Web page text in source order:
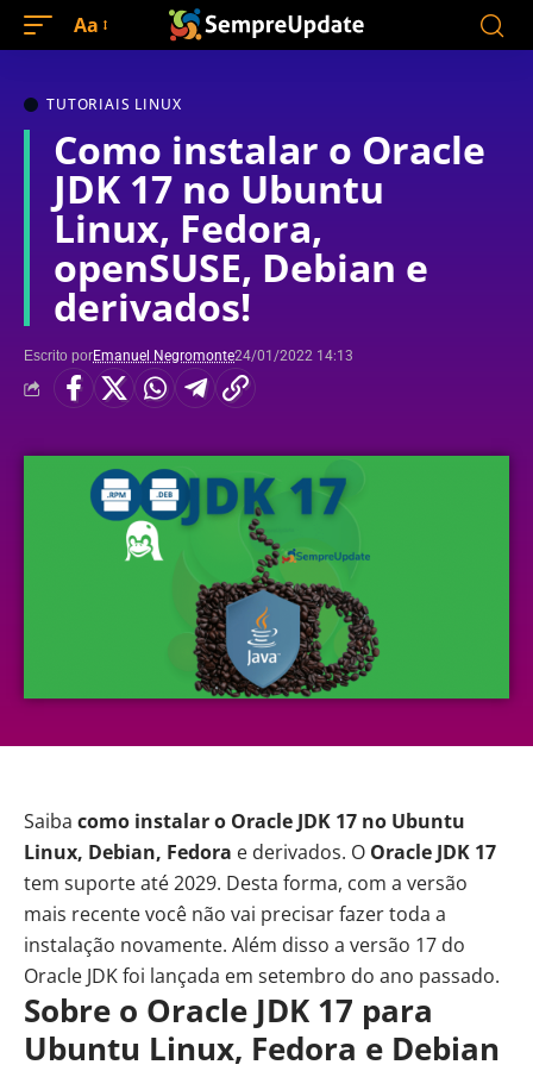
Aa
TUTORIAIS LINUX
Como instalar o Oracle
JDK 17 no Ubuntu
Linux, Fedora,
openSUSE, Debian e
derivados!
Escrito porEmanuel Negromonte24/01/2022 14:13
Saiba como instalar o Oracle JDK 17 no Ubuntu
Linux, Debian, Fedora e derivados. O Oracle JDK 17
tem suporte até 2029. Desta forma, com a versão
mais recente você não vai precisar fazer toda a
instalação novamente. Além disso a versão 17 do
Oracle JDK foi lançada em setembro do ano passado.
Sobre o Oracle JDK 17 para
Ubuntu Linux, Fedora e Debian